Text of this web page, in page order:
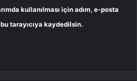
kullanılması için adım, e-posta
tarayıcıya kaydedilsin.